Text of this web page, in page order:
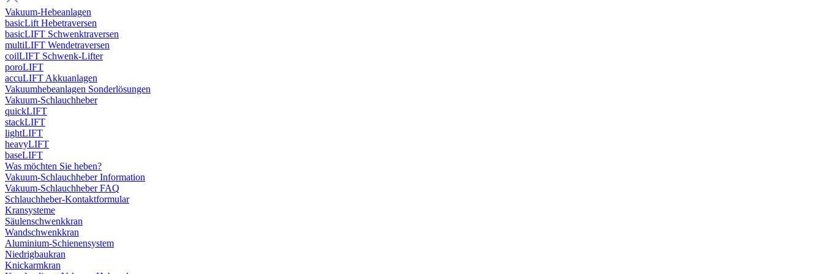
Vakuum-Hebeanlagen
basicLift Hebetraversen
basicLIFT Schwenktraversen
multiLIFT Wendetraversen
coilLIFT Schwenk-Lifter
poroLIFT
accuLIFT Akkuanlagen
Vakuumhebeanlagen Sonderlösungen
Vakuum-Schlauchheber
quickLIFT
stackLIFT
lightLIFT
heavyLIFT
baseLIFT
Was möchten Sie heben?
Vakuum-Schlauchheber Information
Vakuum-Schlauchheber FAQ
Schlauchheber-Kontaktformular
Kransysteme
Säulenschwenkkran
Wandschwenkkran
Aluminium-Schienensystem
Niedrigbaukran
Knickarmkran